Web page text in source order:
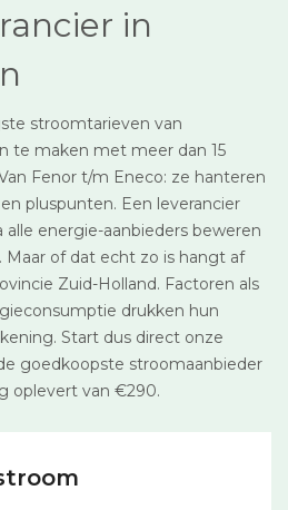
in
stroomtarieven van
te maken met meer dan 15
Fenor t/m Eneco: ze hanteren
pluspunten. Een leverancier
alle energie-aanbieders beweren
Maar of dat echt zo is hangt af
Zuid-Holland. Factoren als
drukken hun
Start dus direct onze
goedkoopste stroomaanbieder
oplevert van €290.